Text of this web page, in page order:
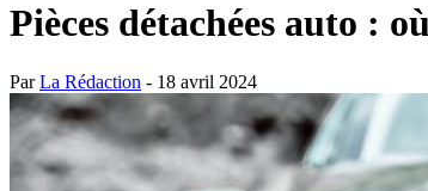
Pièces détachées auto :
ParLa Rédaction - 18 avril 2024